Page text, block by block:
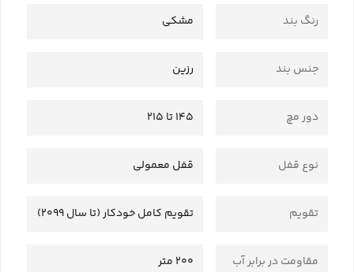
رنگ بند مشکی
جنس بند رزین
دور مچ 145 تا 215
نوع قفل قفل معمولی
تقویم تقویم کامل خودکار (تا سال 2099)
مقاومت در برابر آب 200 متر